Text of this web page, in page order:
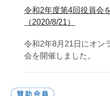
令和2年度第4回役員会
（2020/8/21）
令和2年8月21日にオン
会を開催しました。